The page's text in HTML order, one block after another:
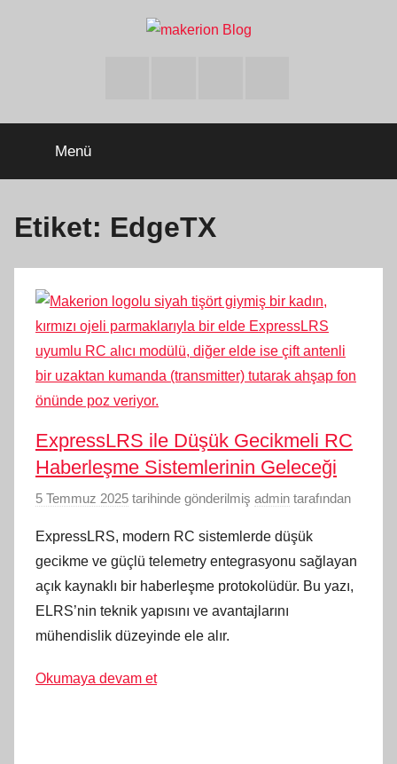
Menü
Etiket: EdgeTX
ExpressLRS ile Düşük Gecikmeli RC
Haberleşme Sistemlerinin Geleceği
5 Temmuz 2025 tarihinde gönderilmiş admin tarafından
ExpressLRS, modern RC sistemlerde düşük
gecikme ve güçlü telemetry entegrasyonu sağlayan
açık kaynaklı bir haberleşme protokolüdür. Bu yazı,
ELRS’nin teknik yapısını ve avantajlarını
mühendislik düzeyinde ele alır.
Okumaya devam et